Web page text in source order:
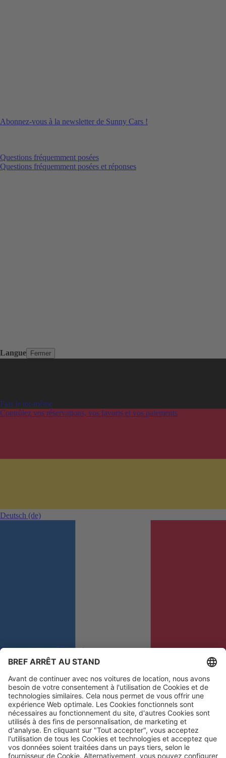
Langue Fermer
Deutsch (de)
Français (fr)
Questions fréquemment posées
Questions fréquemment posées et réponses
Fais le toi-même
Contrôlez vos réservations, vos favoris et vos paiements
Commentaires et réclamations
Afin que nous puissions améliorer votre expérience
Abonnez-vous à la newsletter de Sunny Cars !